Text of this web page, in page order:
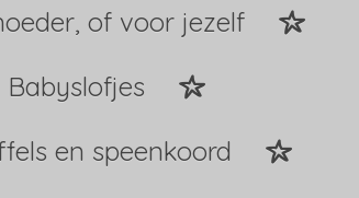
of voor jezelf
Babyslofjes
en speenkoord